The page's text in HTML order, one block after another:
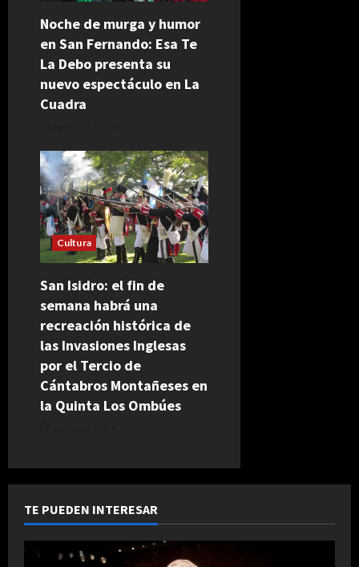
Noche de murga y humor
en San Fernando: Esa Te
La Debo presenta su
nuevo espectáculo en La
Cuadra
Cultura
San Isidro: el fin de
semana habrá una
recreación histórica de
las Invasiones Inglesas
por el Tercio de
Cántabros Montañeses en
la Quinta Los Ombúes
TE PUEDEN INTERESAR